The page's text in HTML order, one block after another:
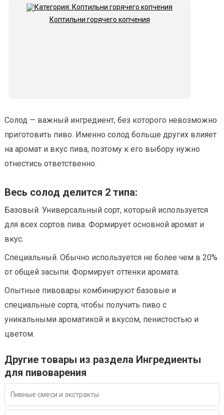
Коптильни горячего копчения
Солод — важный ингредиент, без которого невозможно
приготовить пиво. Именно солод больше других влияет
на аромат и вкус пива, поэтому к его выбору нужно
отнестись ответственно.
Весь солод делится 2 типа:
Базовый. Универсальный сорт, который используется
для всех сортов пива. Формирует основной аромат и
вкус.
Специальный. Обычно используется не более чем в 20%
от общей засыпи. Формирует оттенки аромата.
Опытные пивовары комбинируют базовые и
специальные сорта, чтобы получить пиво с
уникальными ароматикой и вкусом, пенистостью и
цветом.
Другие товары из раздела Ингредиенты
для пивоварения
Пивные смеси и экстракты